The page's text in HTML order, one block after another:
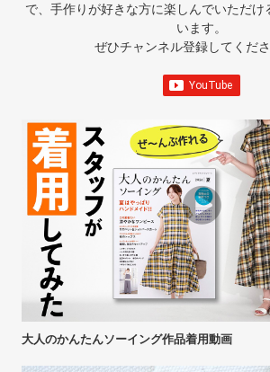
で、手作りが好きな方に楽しんでいただけ
います。
ぜひチャンネル登録してくださ
大人のかんたんソーイング作品着用動画